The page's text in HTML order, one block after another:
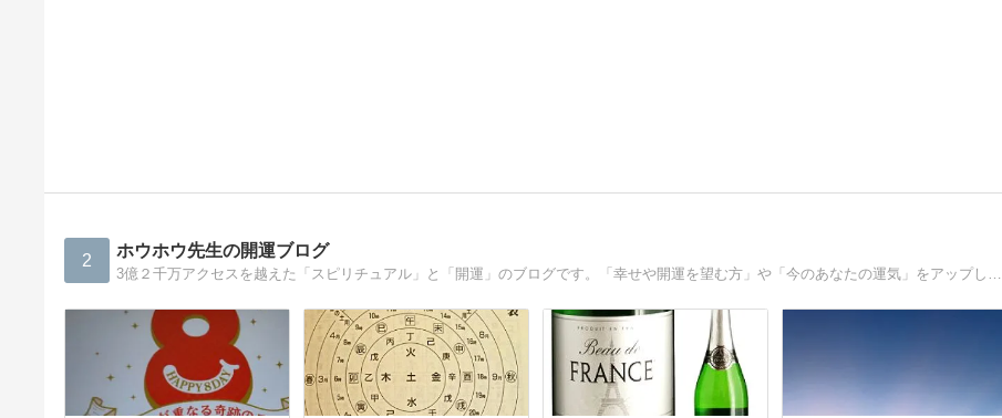
2 ホウホウ先生の開運ブログ
3億２千万アクセスを越えた「スピリチュアル」と「開運」のブログです。「幸せや開運を望む方」や「今のあなたの運気」をアップしたい方にお勧めです。